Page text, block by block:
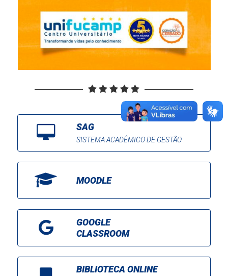
SAG
SISTEMA ACADÊMICO DE GESTÃO
MOODLE
GOOGLE
CLASSROOM
BIBLIOTECA ONLINE